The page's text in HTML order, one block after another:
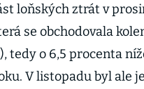
loňských ztrát v
se obchodovala
tedy o 6,5 procenta
V listopadu byl ale